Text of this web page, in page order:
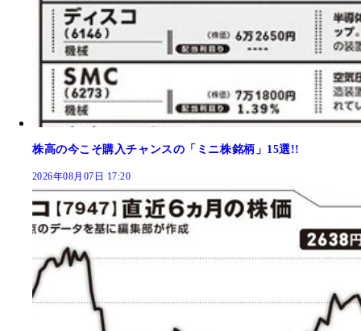
株高の今こそ購入チャンスの「ミニ株銘柄」15選!!
2026年08月07日 17:20